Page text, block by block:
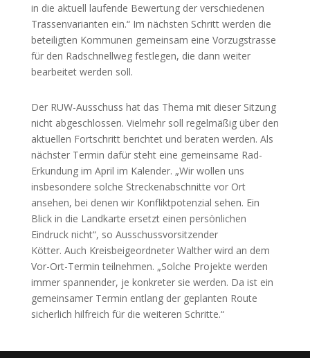
in die aktuell laufende Bewertung der verschiedenen
Trassenvarianten ein.“ Im nächsten Schritt werden die
beteiligten Kommunen gemeinsam eine Vorzugstrasse
für den Radschnellweg festlegen, die dann weiter
bearbeitet werden soll.
Der RUW-Ausschuss hat das Thema mit dieser Sitzung
nicht abgeschlossen. Vielmehr soll regelmäßig über den
aktuellen Fortschritt berichtet und beraten werden. Als
nächster Termin dafür steht eine gemeinsame Rad-
Erkundung im April im Kalender. „Wir wollen uns
insbesondere solche Streckenabschnitte vor Ort
ansehen, bei denen wir Konfliktpotenzial sehen. Ein
Blick in die Landkarte ersetzt einen persönlichen
Eindruck nicht“, so Ausschussvorsitzender
Kötter. Auch Kreisbeigeordneter Walther wird an dem
Vor-Ort-Termin teilnehmen. „Solche Projekte werden
immer spannender, je konkreter sie werden. Da ist ein
gemeinsamer Termin entlang der geplanten Route
sicherlich hilfreich für die weiteren Schritte.“